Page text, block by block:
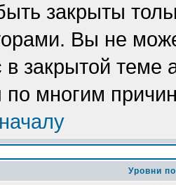
закрыты
Вы не
закрытой теме
по многим
Уровни